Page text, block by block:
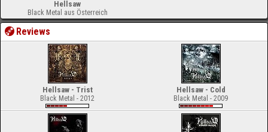
Hellsaw
Black Metal aus Österreich
Reviews
Hellsaw - Trist
Black Metal - 2012
Hellsaw - Cold
Black Metal - 2009